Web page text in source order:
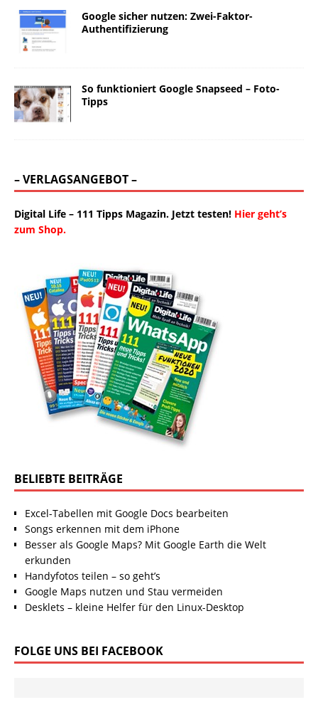
Google sicher nutzen: Zwei-Faktor-
Authentifizierung
So funktioniert Google Snapseed – Foto-
Tipps
– VERLAGSANGEBOT –
Digital Life – 111 Tipps Magazin. Jetzt testen! Hier geht’s
zum Shop.
BELIEBTE BEITRÄGE
Excel-Tabellen mit Google Docs bearbeiten
Songs erkennen mit dem iPhone
Besser als Google Maps? Mit Google Earth die Welt
erkunden
Handyfotos teilen – so geht’s
Google Maps nutzen und Stau vermeiden
Desklets – kleine Helfer für den Linux-Desktop
FOLGE UNS BEI FACEBOOK